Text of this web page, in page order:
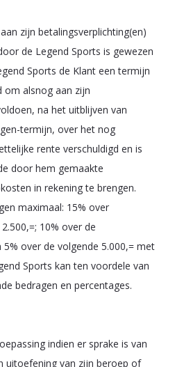
zijn betalingsverplichting(en)
de Legend Sports is gewezen
Sports de Klant een termijn
om alsnog aan zijn
na het uitblijven van
termijn, over het nog
rente verschuldigd en is
door hem gemaakte
in rekening te brengen.
maximaal: 15% over
10% over de
over de volgende 5.000,= met
Sports kan ten voordele van
bedragen en percentages.
indien er sprake is van
uitoefening van zijn beroep of